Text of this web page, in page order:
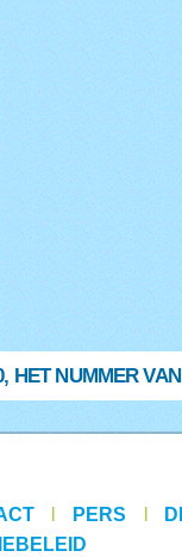
HET NUMMER
| PERS |